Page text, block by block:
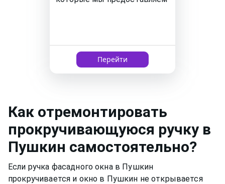
Перейти
Как отремонтировать
прокручивающуюся ручку в
Пушкин самостоятельно?
Если ручка фасадного окна в Пушкин
прокручивается и окно в Пушкин не открывается